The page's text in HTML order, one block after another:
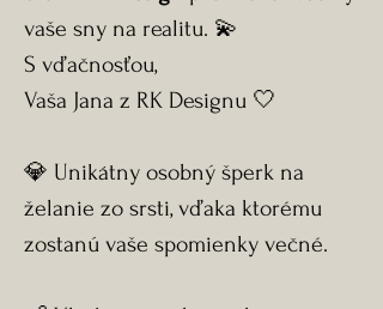
vaše sny na realitu. 💫
S vďačnosťou,
Vaša Jana z RK Designu 🤍
💎 Unikátny osobný šperk na
želanie zo srsti, vďaka ktorému
zostanú vaše spomienky večné.